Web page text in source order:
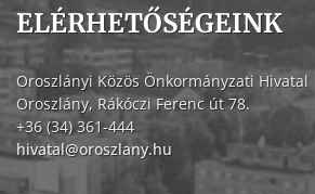
ELÉRHETŐSÉGEINK
Oroszlányi Közös Önkormányzati Hivatal
Oroszlány, Rákóczi Ferenc út 78.
+36 (34) 361-444
hivatal@oroszlany.hu